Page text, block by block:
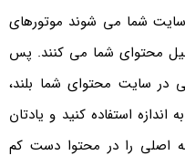
سایت شما می شوند موتورهای
محتوای شما می کنند. پس
در سایت محتوای شما بلند،
استفاده کنید و یادتان
اصلی را در محتوا دست کم